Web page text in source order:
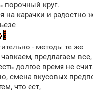
порочный круг.
на карачки и радостно
- методы те же
предлагаем
долгое время не
смена вкусовых
что ест,